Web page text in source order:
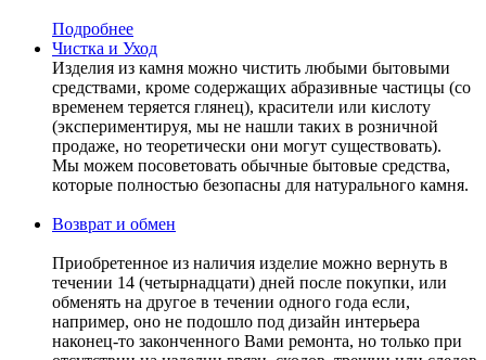
Подробнее
Чистка и Уход
Изделия из камня можно чистить любыми бытовыми
средствами, кроме содержащих абразивные частицы (со
временем теряется глянец), красители или кислоту
(экспериментируя, мы не нашли таких в розничной
продаже, но теоретически они могут существовать).
Мы можем посоветовать обычные бытовые средства,
которые полностью безопасны для натурального камня.
Возврат и обмен
Приобретенное из наличия изделие можно вернуть в
течении 14 (четырнадцати) дней после покупки, или
обменять на другое в течении одного года если,
например, оно не подошло под дизайн интерьера
наконец-то законченного Вами ремонта, но только при